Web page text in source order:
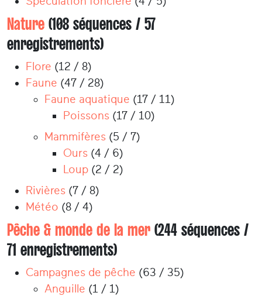
Nature (108 séquences / 57
enregistrements)
Flore (12 / 8)
Faune (47 / 28)
Faune aquatique (17 / 11)
Poissons (17 / 10)
Mammifères (5 / 7)
Ours (4 / 6)
Loup (2 / 2)
Rivières (7 / 8)
Météo (8 / 4)
Pêche & monde de la mer (244 séquences /
71 enregistrements)
Campagnes de pêche (63 / 35)
Anguille (1 / 1)